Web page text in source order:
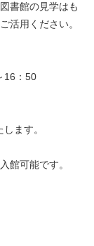
書館の見学はも
活用ください。
16：50
ます。
館可能です。